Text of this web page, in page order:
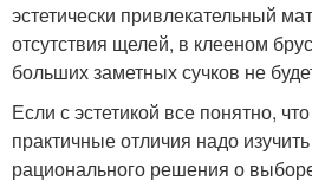
эстетически привлекательный
отсутствия щелей, в клееном
больших заметных сучков не
Если с эстетикой все понятно,
практичные отличия надо
рационального решения о